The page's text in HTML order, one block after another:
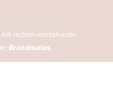
rechten voorbehouden
Brandmates